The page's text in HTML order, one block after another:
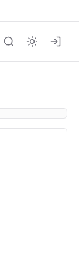
｝ 韓国